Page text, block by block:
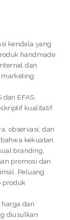
kendala yang
handmade
dan
EFAS.
kualitatif
observasi, dan
kekuatan
branding,
promosi dan
Peluang
produk
dan
diusulkan